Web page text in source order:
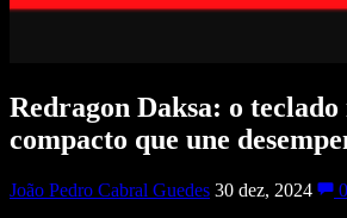
Redragon Daksa: o teclado
compacto que une
João Pedro Cabral Guedes 30 dez, 2024
0